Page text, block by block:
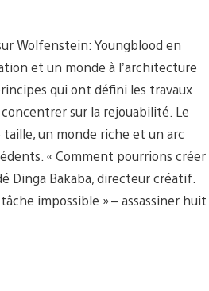
Wolfenstein: Youngblood en
et un monde à l’architecture
qui ont défini les travaux
sur la rejouabilité. Le
un monde riche et un arc
« Comment pourrions créer
Dinga Bakaba, directeur créatif.
impossible » – assassiner huit